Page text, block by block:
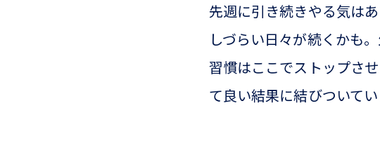
先週に引き続きやる気は
しづらい日々が続くかも
習慣はここでストップさ
て良い結果に結びついて